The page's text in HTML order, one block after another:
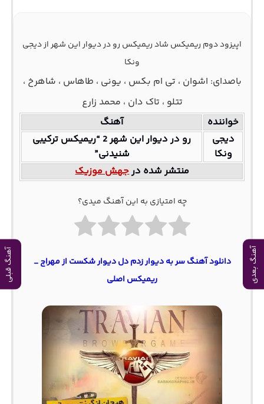
آهنگ بعدی آهنگ قبلی
اپیزود دوم ریمیکس شاد ریمیکس رو در دیوار این شهر از دیجی
ونکا
باصدای: اشوان ، تی ام بکس ، یونی ، طاهاس ، شاهرخ ،
تتلو ، تاک دان ، محمد زارع
خواننده
آهنگ
دیجی
ونکا
رو در دیوار این شهر 2 “ریمیکس ترکیبی
شنیدنی”
منتشر شده درجهش موزیک
چه امتیازی به این آهنگ میدی؟
دانلود آهنگ سر به دیوار زدم دل دیوار شکست از مهراج _
ریمیکس اصلی